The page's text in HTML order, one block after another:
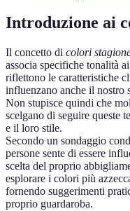
Introduzione ai
Il concetto di colori
associa specifiche tonalità
riflettono le caratteristiche
influenzano anche il nostro
Non stupisce quindi che
scelgano di seguire queste
e il loro stile.
Secondo un sondaggio
persone sente di essere
scelta del proprio
esplorare i colori più
fornendo suggerimenti
proprio guardaroba.